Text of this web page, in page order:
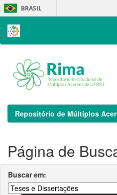
Skip
navigation
BRASIL
Repositório de Múltiplos
Página de
Buscar em: